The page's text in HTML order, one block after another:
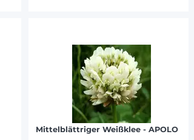
Mittelblättriger Weißklee - APOLO